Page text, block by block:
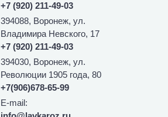
+7 (920) 211-49-03
394088, Воронеж, ул.
Владимира Невского, 17
+7 (920) 211-49-03
394030, Воронеж, ул.
Революции 1905 года, 80
+7(906)678-65-99
E-mail: